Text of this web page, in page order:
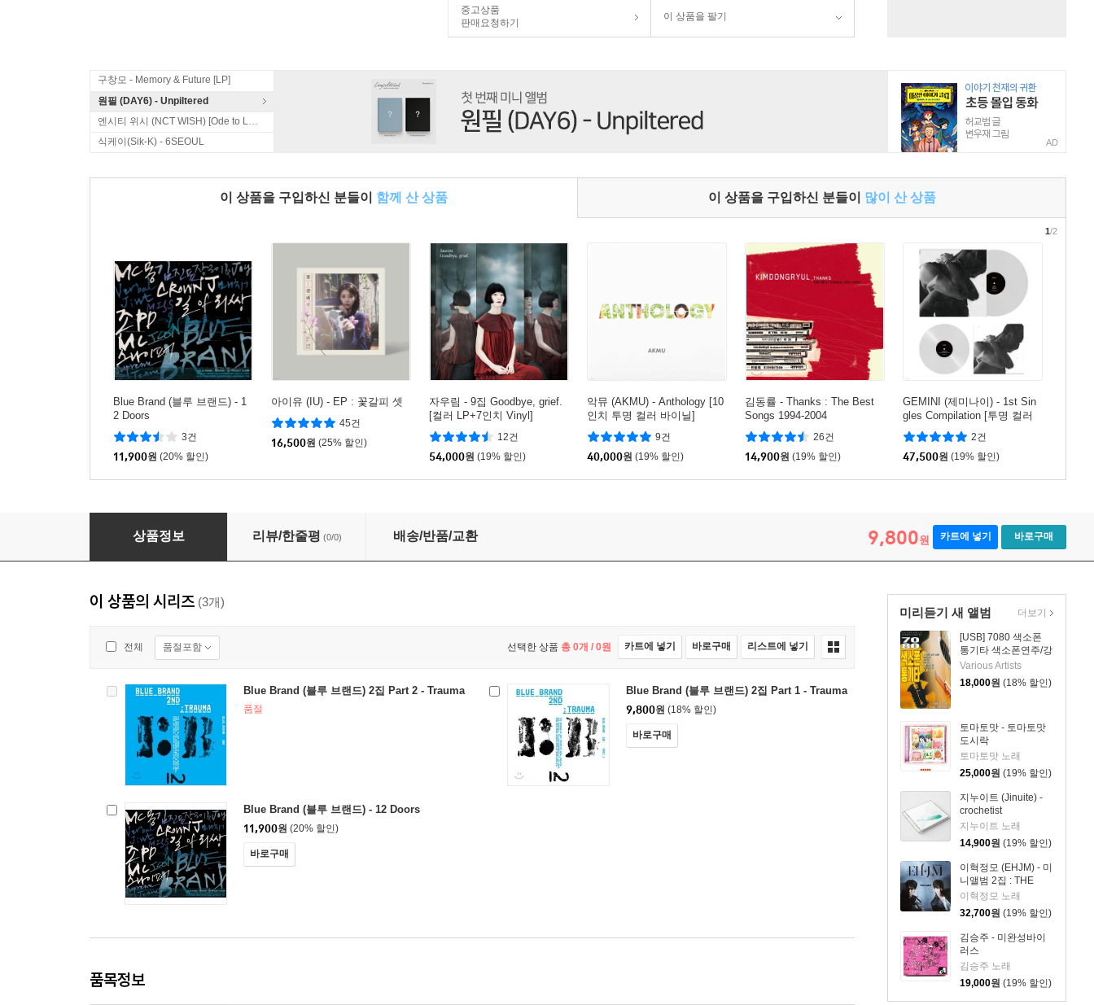
중고상품
판매요청하기
이 상품을 팔기
구창모 - Memory & Future [LP]
원필 (DAY6) - Unpiltered
엔시티 위시 (NCT WISH) [Ode to Love]
식케이(Sik-K) - 6SEOUL
AD
이 상품을 구입하신 분들이 함께 산 상품 이 상품을 구입하신 분들이 많이 산 상품
Blue Brand (블루 브랜드) - 1
2 Doors
3건
11,900원 (20% 할인)
아이유 (IU) - EP : 꽃갈피 셋
45건
16,500원 (25% 할인)
자우림 - 9집 Goodbye, grief.
[컬러 LP+7인치 Vinyl]
12건
54,000원 (19% 할인)
악뮤 (AKMU) - Anthology [10
인치 투명 컬러 바이닐]
9건
40,000원 (19% 할인)
김동률 - Thanks : The Best
Songs 1994-2004
26건
14,900원 (19% 할인)
GEMINI (제미나이) - 1st Sin
gles Compilation [투명 컬러
LP]
2건
47,500원 (19% 할인)
1/2
Blue Brand (블루 브랜드) 2집 Part 1 - Trauma
상품정보 리뷰/한줄평 (0/0) 배송/반품/교환 9,800원 카트에 넣기 바로구매
미리듣기 새 앨범
[USB] 7080 색소폰
통기타 색소폰연주/강
승용
Various Artists
18,000원 (18% 할인)
토마토맛 - 토마토맛
도시락
토마토맛 노래
25,000원 (19% 할인)
지누이트 (Jinuite) -
crochetist
지누이트 노래
14,900원 (19% 할인)
이혁정모 (EHJM) - 미
니앨범 2집 : THE
MEN
이혁정모 노래
32,700원 (19% 할인)
김승주 - 미완성바이
러스
김승주 노래
19,000원 (19% 할인)
더보기
이 상품의 시리즈 (3개)
전체 품절포함 선택한 상품 총 0개 / 0원 카트에 넣기 바로구매 리스트에 넣기
Blue Brand (블루 브랜드) 2집 Part 2 - Trauma
품절
Blue Brand (블루 브랜드) 2집 Part 1 - Trauma
9,800원 (18% 할인)
바로구매
Blue Brand (블루 브랜드) - 12 Doors
11,900원 (20% 할인)
바로구매
품목정보